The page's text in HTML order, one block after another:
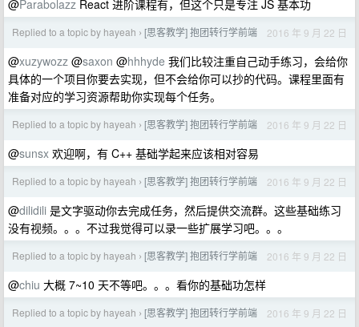
@Parabolazz React 进阶课程有，但这个只是专注 JS 基本功
Replied to a topic by hayeah › [思客教学] 抱团转行学前端 2016 年 9 月 22 日
@xuzywozz @saxon @hhhyde 我们比较注重自己动手练习，会给你
具体的一个项目你要去实现，但不会给你可以抄的代码。课程里面有
准备对应的学习资源帮助你实现每个任务。
Replied to a topic by hayeah › [思客教学] 抱团转行学前端 2016 年 9 月 22 日
@sunsx 欢迎啊，有 C++ 基础学起来应该相对容易
Replied to a topic by hayeah › [思客教学] 抱团转行学前端 2016 年 9 月 22 日
@dilidili 是文字驱动你去完成任务，然后提供交流群。这些基础练习
没有视频。。。不过我觉得可以录一些扩展学习吧。。。
Replied to a topic by hayeah › [思客教学] 抱团转行学前端 2016 年 9 月 22 日
@chiu 大概 7~10 天不等吧。。。看你的基础功怎样
Replied to a topic by hayeah › [思客教学] 抱团转行学前端 2016 年 9 月 22 日